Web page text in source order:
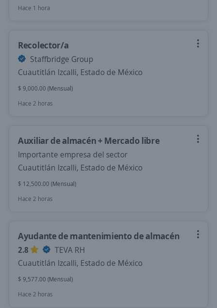
Hace 1 hora
Recolector/a
Staffbridge Group
Cuautitlán Izcalli, Estado de México
$ 9,000.00 (Mensual)
Hace 2 horas
Auxiliar de almacén + Mercado libre
Importante empresa del sector
Cuautitlán Izcalli, Estado de México
$ 12,500.00 (Mensual)
Hace 2 horas
Ayudante de mantenimiento de almacén
2.8
TEVA RH
Cuautitlán Izcalli, Estado de México
$ 9,577.00 (Mensual)
Hace 2 horas